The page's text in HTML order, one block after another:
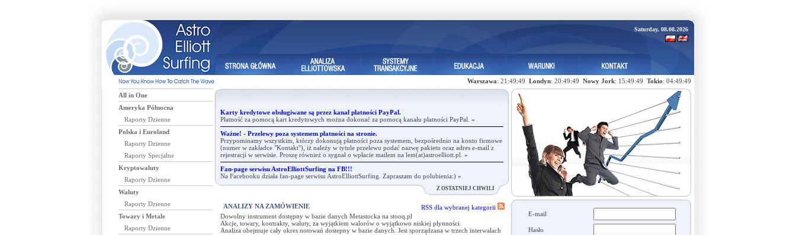
Saturday, 08.08.2026
Warszawa: 21:49:50 Londyn: 20:49:50 Nowy Jork: 15:49:50 Tokio: 04:49:50
All in One
Ameryka Północna
Raporty Dzienne
Polska i Euroland
Raporty Dzienne
Raporty Specjalne
Kryptowaluty
Raporty Dzienne
Waluty
Raporty Dzienne
Towary i Metale
Raporty Dzienne
Karty kredytowe obsługiwane są przez kanał płatności PayPal.
Płatność za pomocą kart kredytowych można dokonać za pomocą kanału płatności PayPal. »
Ważne! - Przelewy poza systemem płatności na stronie.
Przypominamy wszystkim, którzy dokonują płatności poza systemem, bezpośrednio na konto firmowe
(numer w zakładce "Kontakt"), iż należy w tytule przelewu podać nazwę pakietu oraz adres e-mail z
rejestracji w serwisie. Proszę również o sygnał o wpłacie mailem na lem(at)astroelliott.pl. »
Fan-page serwisu AstroElliottSurfing na FB!!!
Na Facebooku działa fan-page serwisu AstroElliottSurfing. Zapraszam do polubienia:) »
Z OSTATNIEJ CHWILI
ANALIZY NA ZAMÓWIENIE
RSS dla wybranej kategorii
Dowolny instrument dostępny w bazie danych Metastocka na stooq.pl
Akcje, towary, kontrakty, waluty, za wyjątkiem walorów o wyjątkowo niskiej płynności.
Analiza obejmuje cały okres notowań dostepny w bazie danych. Jest sporządzana w trzech interwałach
E-mail
Hasło